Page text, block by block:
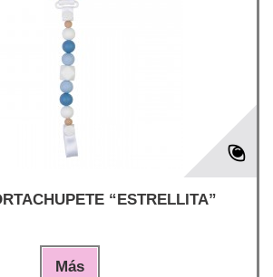
“ESTRELLITA”
Más